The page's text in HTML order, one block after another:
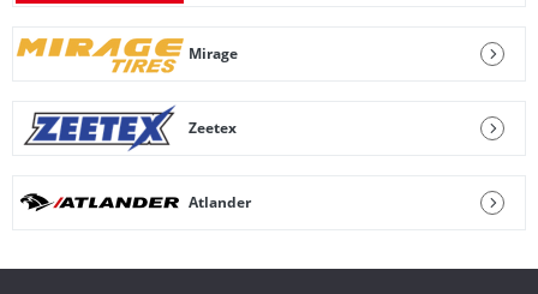
Mirage
Zeetex
Atlander